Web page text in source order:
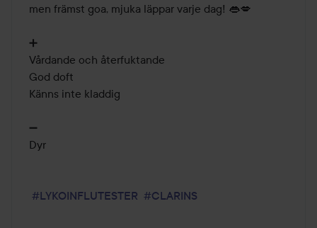
men främst goa, mjuka läppar varje dag! 👄💋
➕
Vårdande och återfuktande
God doft
Känns inte kladdig
➖
Dyr
#LYKOINFLUTESTER #CLARINS